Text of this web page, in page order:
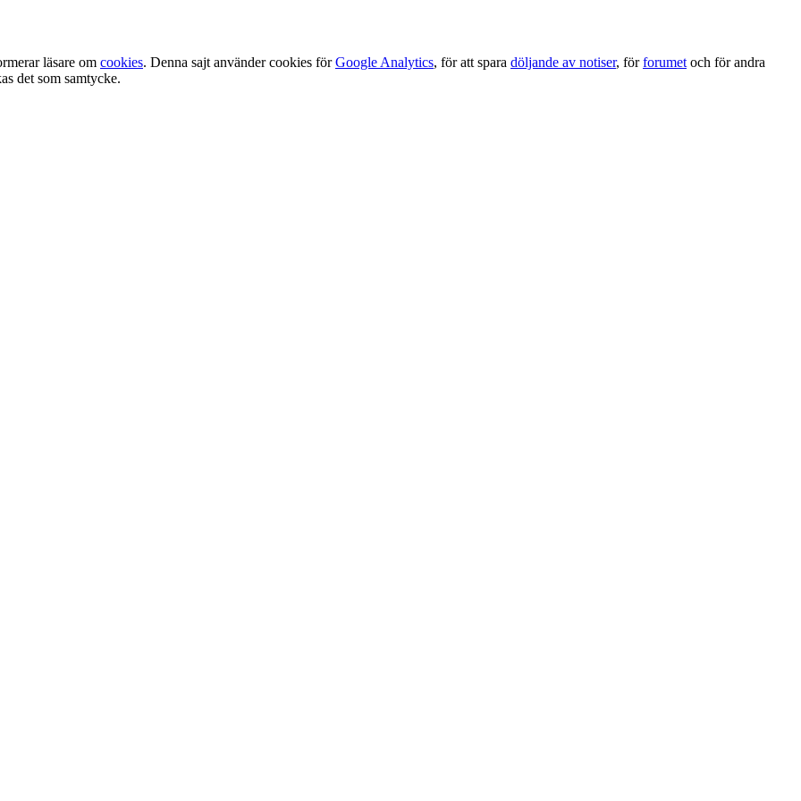
läsare om cookies. Denna sajt använder cookies förGoogle Analytics, för att spara döljande av notiser, förforumet och för andra
det som samtycke.